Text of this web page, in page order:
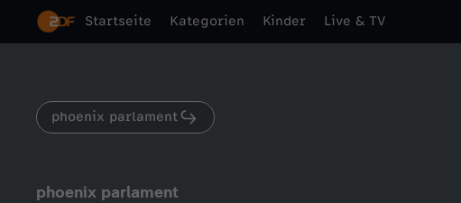
Startseite Kategorien Kinder Live & TV
phoenix parlament
phoenix parlament